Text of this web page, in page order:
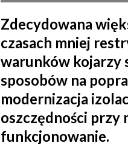
Zdecydowana
czasach mniej
warunków kojarzy
sposobów na
modernizacja
oszczędności
funkcjonowanie.